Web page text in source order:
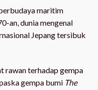
maritim
an, dunia mengenal
Jepang tersibuk
rawan terhadap gempa
gempa bumi The